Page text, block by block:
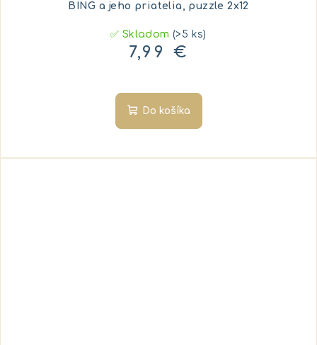
BING a jeho priatelia, puzzle 2x12
✅ Skladom(>5 ks)
7,99 €
Do košíka